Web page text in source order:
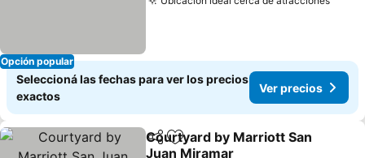
Opción popular
Seleccioná las fechas para ver los precios
exactos
Ver precios
CompartirAñadir a favoritos
Courtyard by Marriott San
Juan Miramar